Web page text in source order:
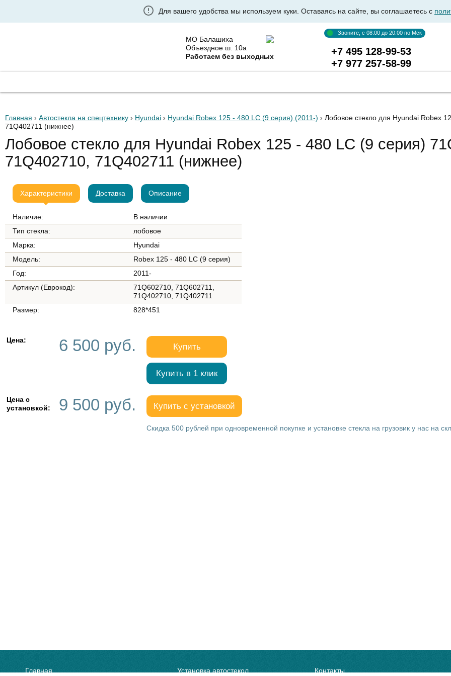
Для вашего удобства мы используем куки. Оставаясь на сайте, вы соглашаетесь с
МО Балашиха
Объездное ш. 10а
Работаем без выходных
Звоните, с 08:00 до 20:00 по Мск
+7 495 128-99-53
+7 977 257-58-99
Главная › Автостекла на спецтехнику › Hyundai › Hyundai Robex 125 - 480 LC (9 серия) (2011-) › Лобовое стекло для Hyundai Robex
71Q402711 (нижнее)
Лобовое стекло для Hyundai Robex 125 - 480 LC (9 серия)
71Q402710, 71Q402711 (нижнее)
Характеристики Доставка Описание
Наличие:
В наличии
Тип стекла:
лобовое
Марка:
Hyundai
Модель:
Robex 125 - 480 LC (9 серия)
Год:
2011-
Артикул (Еврокод):
71Q602710, 71Q602711,
71Q402710, 71Q402711
Размер:
828*451
Цена: 6 500 руб. Купить
Купить в 1 клик
Цена с
установкой:
9 500 руб. Купить с установкой
Скидка 500 рублей при одновременной покупке и установке стекла на грузовик у нас на
Главная Установка автостекол Контакты